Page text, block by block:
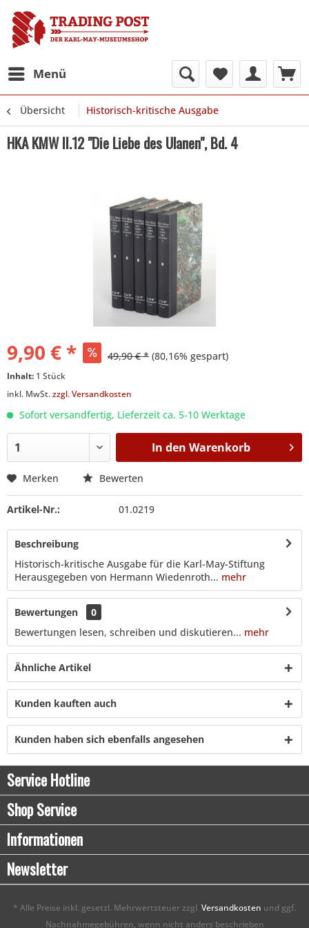
Menü
Übersicht Historisch-kritische Ausgabe
HKA KMW II.12 "Die Liebe des Ulanen", Bd. 4
9,90 € * 49,90 € * (80,16% gespart)
Inhalt: 1 Stück
inkl. MwSt.zzgl. Versandkosten
Sofort versandfertig, Lieferzeit ca. 5-10 Werktage
In den Warenkorb
Merken Bewerten
Artikel-Nr.: 01.0219
Beschreibung
Historisch-kritische Ausgabe für die Karl-May-Stiftung
Herausgegeben von Hermann Wiedenroth... mehr
Bewertungen
0
Bewertungen lesen, schreiben und diskutieren... mehr
Ähnliche Artikel
Kunden kauften auch
Kunden haben sich ebenfalls angesehen
Service Hotline
Shop Service
Informationen
Newsletter
* Alle Preise inkl. gesetzl. Mehrwertsteuer zzgl. Versandkosten und ggf.
Nachnahmegebühren, wenn nicht anders beschrieben